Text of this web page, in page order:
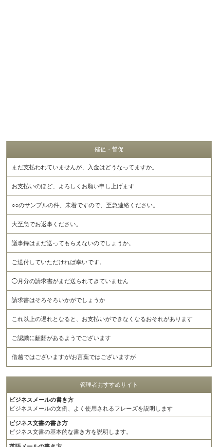
催促・督促
まだ支払われていませんが、入金はどうなってますか。
お支払いのほど、よろしくお願い申し上げます
○○のサンプルの件、未着ですので、至急連絡ください。
大至急でお返事ください。
議事録はまだ送ってもらえないのでしょうか。
ご送付していただければ幸いです。
◯月分の請求書がまだ送られてきていません
請求書はそろそろいかがでしょうか
これ以上の遅れとなると、お支払いができなくなるおそれがあります
ご認識に齟齬があるようでございます
借越ではございますが/お言葉ではございますが
管理者おすすめサイト
ビジネスメールの書き方
ビジネスメールの文例、よく使用されるフレーズを説明します
ビジネス文書の書き方
ビジネス文書の基本的な書き方を説明します。